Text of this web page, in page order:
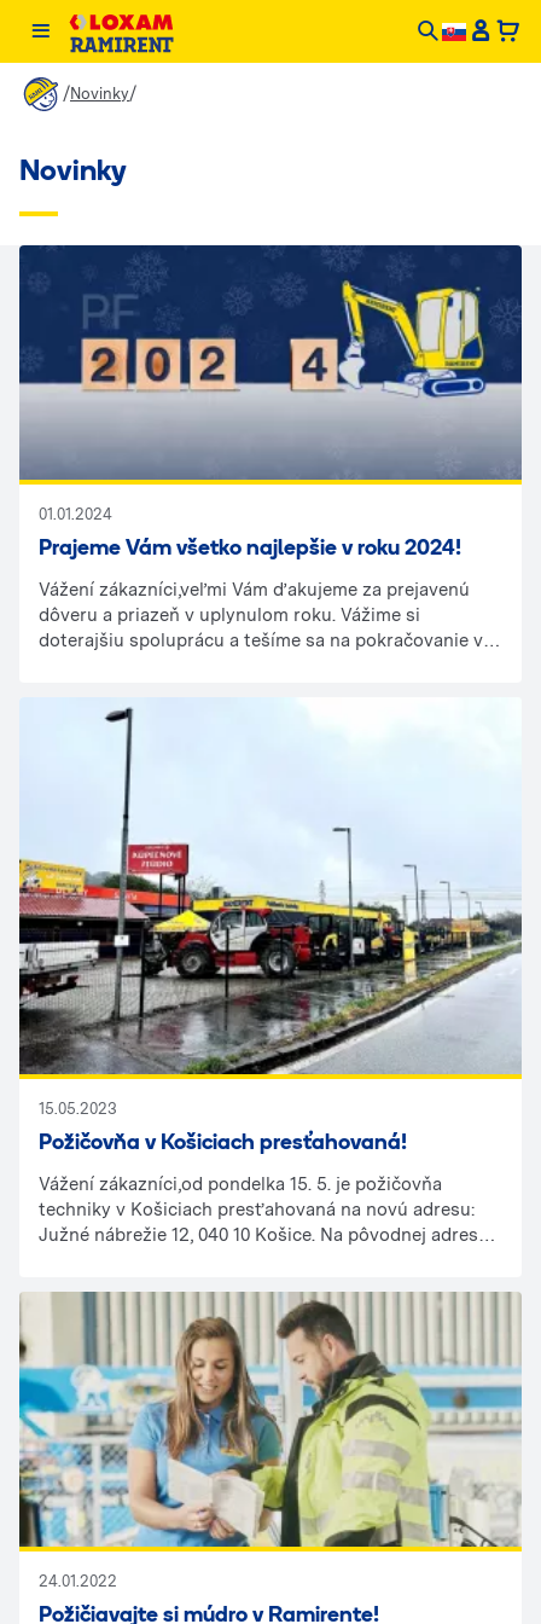
/Novinky/
Novinky
01.01.2024
Prajeme Vám všetko najlepšie v roku 2024!
Vážení zákazníci,veľmi Vám ďakujeme za prejavenú
dôveru a priazeň v uplynulom roku. Vážime si
doterajšiu spoluprácu a tešíme sa na pokračovanie v
tu:https://www.ramirent.sk/kontakt?lang=SKNeváhajte
nás kontaktovať sme pripravení Vám pomôcť so
všetkými požiadavkami.Tím RAMIRENT
15.05.2023
Požičovňa v Košiciach presťahovaná!
Vážení zákazníci,od pondelka 15. 5. je požičovňa
techniky v Košiciach presťahovaná na novú adresu:
Južné nábrežie 12, 040 10 Košice. Na pôvodnej adrese
moderných priestoroch a ponúka tak mnoho novej
techniky a mechanizácie. Pevne veríme, že v nových
priestoroch nám zachováte Vašu priazeň a budete sa k
nám vracať.Tím RAMIRENT
24.01.2022
Požičiavajte si múdro v Ramirente!